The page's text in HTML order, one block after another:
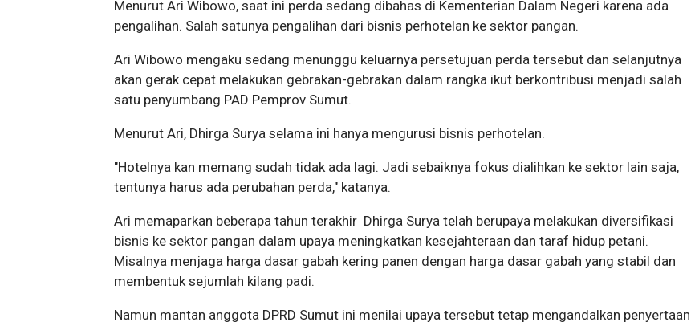
Menurut Ari Wibowo, saat ini perda sedang dibahas di Kementerian Dalam Negeri karena ada
pengalihan. Salah satunya pengalihan dari bisnis perhotelan ke sektor pangan.
Ari Wibowo mengaku sedang menunggu keluarnya persetujuan perda tersebut dan selanjutnya
akan gerak cepat melakukan gebrakan-gebrakan dalam rangka ikut berkontribusi menjadi salah
satu penyumbang PAD Pemprov Sumut.
Menurut Ari, Dhirga Surya selama ini hanya mengurusi bisnis perhotelan.
"Hotelnya kan memang sudah tidak ada lagi. Jadi sebaiknya fokus dialihkan ke sektor lain saja,
tentunya harus ada perubahan perda," katanya.
Ari memaparkan beberapa tahun terakhir Dhirga Surya telah berupaya melakukan diversifikasi
bisnis ke sektor pangan dalam upaya meningkatkan kesejahteraan dan taraf hidup petani.
Misalnya menjaga harga dasar gabah kering panen dengan harga dasar gabah yang stabil dan
membentuk sejumlah kilang padi.
Namun mantan anggota DPRD Sumut ini menilai upaya tersebut tetap mengandalkan penyertaan